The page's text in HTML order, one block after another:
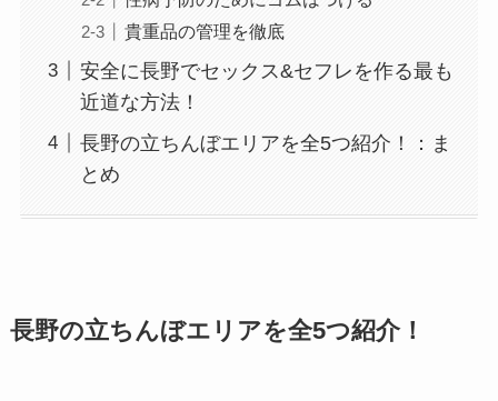
貴重品の管理を徹底
安全に長野でセックス&セフレを作る最も
近道な方法！
長野の立ちんぼエリアを全5つ紹介！：ま
とめ
長野の立ちんぼエリアを全5つ紹介！